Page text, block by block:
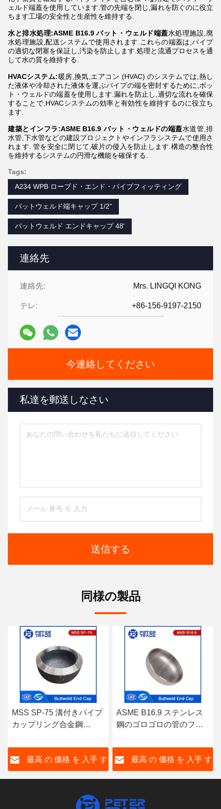
連絡先
連絡先: Mrs. LINGQI KONG
テレ: +86-156-9197-2150
今連絡してください
私達を郵送しなさい
送信する
ェルド端蓋を使用しています.管の先端を閉じ,漏れを防ぐのに役立
ちます工場の安全性と生産性を維持する.
水と排水処理:ASME B16.9 バット・ウェルド端蓋水処理施設,廃
水処理施設,配送システムで使用されます.これらの端蓋は,パイプ
の適切な閉塞を保証し,汚染を防止します.処理と流通プロセスを通
して水の質を維持する.
HVACシステム:暖房,換気,エアコン (HVAC) のシステムでは,熱し
た液体や冷却された液体を運ぶパイプの端を密封するために,ボッ
ト・ウェルドの端蓋を使用します.漏れを防止し,適切な流れを確保
することで,HVACシステムの効率と有効性を維持するのに役立ち
ます.
建築とインフラ:ASME B16.9 バット・ウェルドの端蓋水道管,排
水管,下水管などの建設プロジェクトやインフラシステムで使用さ
れます. 管を安全に閉じて,破片の侵入を防止します.構造の整合性
を維持するシステムの円滑な機能を確保する.
Tags:
A234 WPB ローブド・エンド・パイプフィッティング
バットウェルド端キャップ 1/2"
バットウェルド エンドキャップ 48'
同様の製品
MSS SP-75 溝付きパイプ
カップリング合金鋼
パイプキャップ NPS 15 -
NPS 60 漬け
最高 の 価格 を 入手 す
ASME B16.9 ステンレス
鋼のゴロゴロの管のフィ
ド・エンド・キャップ
ASTM A403 WP304 ゴロ
ゴロの管の接続
最高 の 価格 を 入手 す